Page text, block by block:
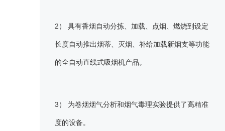
2） 具有香烟自动分拣、加载、点烟、燃烧到设定
长度自动推出烟蒂、灭烟、补给加载新烟支等功能
的全自动直线式吸烟机产品。
3） 为卷烟烟气分析和烟气毒理实验提供了高精准
度的设备。